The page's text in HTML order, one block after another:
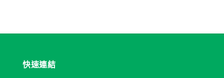
快速連結